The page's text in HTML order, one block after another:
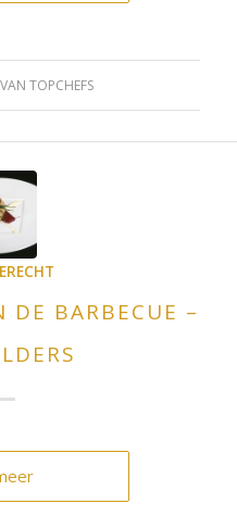
TOPCHEFS
DE BARBECUE –